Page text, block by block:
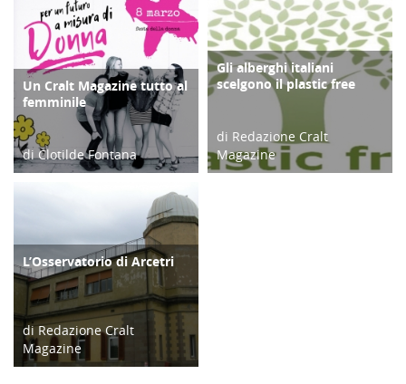
COPERTINA
Un Cralt Magazine tutto al
femminile
di Clotilde Fontana
AMBIENTE
Gli alberghi italiani
scelgono il plastic free
di Redazione Cralt
Magazine
TECNOLOGIA
L’Osservatorio di Arcetri
di Redazione Cralt
Magazine